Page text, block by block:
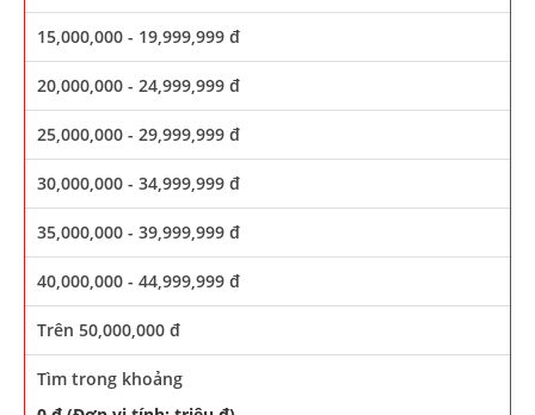
15,000,000 - 19,999,999 đ
20,000,000 - 24,999,999 đ
25,000,000 - 29,999,999 đ
30,000,000 - 34,999,999 đ
35,000,000 - 39,999,999 đ
40,000,000 - 44,999,999 đ
Trên 50,000,000 đ
Tìm trong khoảng